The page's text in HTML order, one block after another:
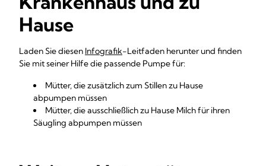
Hause
Laden Sie diesen Infografik-Leitfaden herunter und finden
Sie mit seiner Hilfe die passende Pumpe für:
Mütter, die zusätzlich zum Stillen zu Hause
abpumpen müssen
Mütter, die ausschließlich zu Hause Milch für ihren
Säugling abpumpen müssen